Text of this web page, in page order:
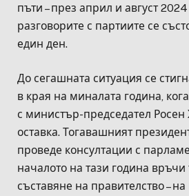
пъти – през април и август 2024
разговорите с партиите се
един ден.
До сегашната ситуация се
в края на миналата година,
с министър-председател Росен
оставка. Тогавашният
проведе консултации с
началото на тази година връчи
съставяне на правителство –